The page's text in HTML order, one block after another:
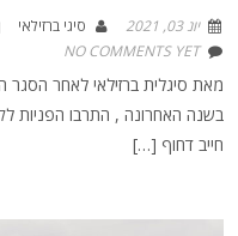
יונ 03, 2021 סיגי ברזילאי
NO COMMENTS YET
מאת סיגלית ברזילאי לאחר הסגר
בשנה האחרונה , התרבו הפניות
חייב דחוף […]